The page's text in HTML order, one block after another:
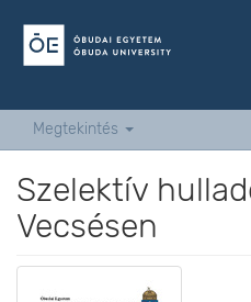
Megtekintés
Szelektív
Vecsésen